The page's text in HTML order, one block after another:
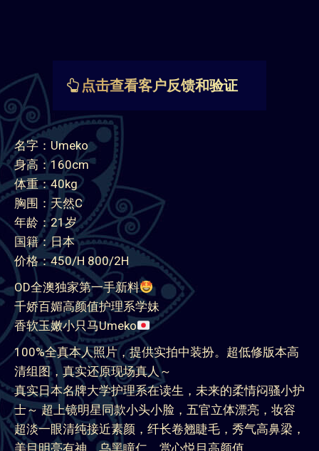
点击查看客户反馈和验证
名字：Umeko
身高：160cm
体重：40kg
胸围：天然C
年龄：21岁
国籍：日本
价格：450/H 800/2H
OD全澳独家第一手新料
千娇百媚高颜值护理系学妹
香软玉嫩小只马Umeko
100%全真本人照片，提供实拍中装扮。超低修版本高
清组图，真实还原现场真人～
真实日本名牌大学护理系在读生，未来的柔情闷骚小护
士～ 超上镜明星同款小头小脸，五官立体漂亮，妆容
超淡一眼清纯接近素颜，纤长卷翘睫毛，秀气高鼻梁，